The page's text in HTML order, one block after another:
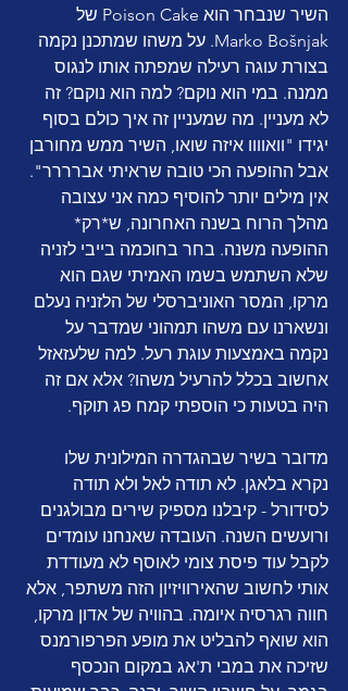
השיר שנבחר הוא Poison Cake של
Marko Bošnjak. על משהו שמתכנן נקמה
בצורת עוגה רעילה שמפתה אותו לנגוס
ממנה. במי הוא נוקם? למה הוא נוקם? זה
לא מעניין. מה שמעניין זה איך כולם בסוף
יגידו "וואוווו איזה שואו, השיר ממש מחורבן
אבל ההופעה הכי טובה שראיתי אברררר".
אין מילים יותר להוסיף כמה אני עצובה
מהלך הרוח בשנה האחרונה, ש*רק*
ההופעה משנה. בחר בחוכמה בייבי לזניה
שלא השתמש בשמו האמיתי שגם הוא
מרקו, המסר האוניברסלי של הלזניה נעלם
ונשארנו עם משהו תמהוני שמדבר על
נקמה באמצעות עוגת רעל. למה שלעזאזל
אחשוב בכלל להרעיל משהו? אלא אם זה
היה בטעות כי הוספתי קמח פג תוקף.
מדובר בשיר שבהגדרה המילונית שלו
נקרא בלאגן. לא תודה לאל ולא תודה
לסידורל - קיבלנו מספיק שירים מבולגנים
ורועשים השנה. העובדה שאנחנו עומדים
לקבל עוד פיסת צומי לאוסף לא מעודדת
אותי לחשוב שהאירוויזיון הזה משתפר, אלא
חווה רגרסיה איומה. בהוויה של אדון מרקו,
הוא שואף להבליט את מופע הפרפורמנס
שזיכה את במבי ת'אג במקום הנכסף